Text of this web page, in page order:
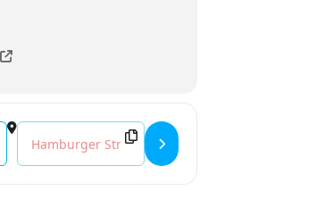
Destination Address - Kuratorinnenführung: Hans